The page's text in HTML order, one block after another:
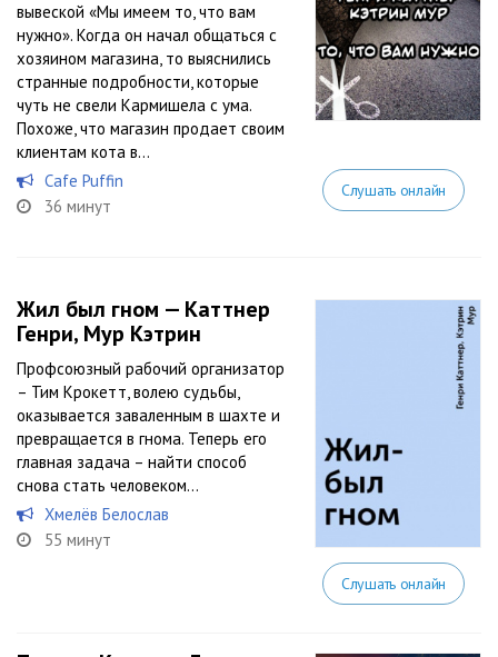
вывеской «Мы имеем то, что вам
нужно». Когда он начал общаться с
хозяином магазина, то выяснились
странные подробности, которые
чуть не свели Кармишела с ума.
Похоже, что магазин продает своим
клиентам кота в...
Cafe Puffin
36 минут
Слушать онлайн
Жил был гном — Каттнер
Генри, Мур Кэтрин
Профсоюзный рабочий организатор
– Тим Крокетт, волею судьбы,
оказывается заваленным в шахте и
превращается в гнома. Теперь его
главная задача – найти способ
снова стать человеком…
Хмелёв Белослав
55 минут
Слушать онлайн